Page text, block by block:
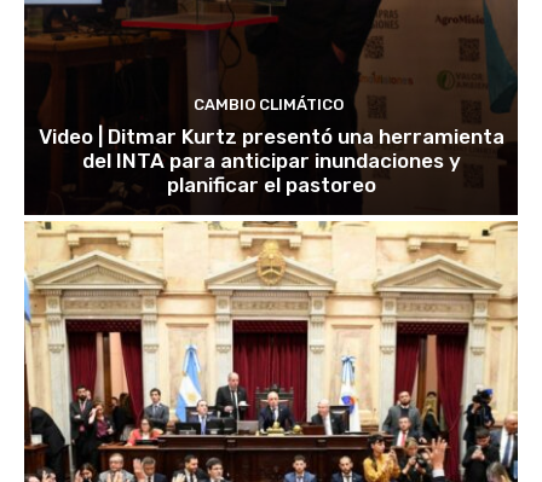
CAMBIO CLIMÁTICO
Video | Ditmar Kurtz presentó una herramienta
del INTA para anticipar inundaciones y
planificar el pastoreo